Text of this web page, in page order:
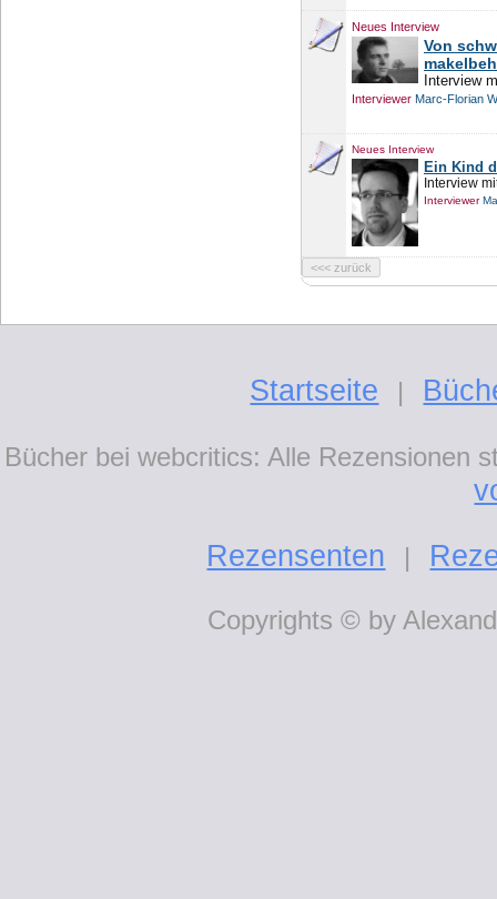
Neues Interview
Von
Interview
Interviewer Marc-Florian
Neues Interview
Ein Kind
Interview
Interviewer
Startseite |
Bücher bei webcritics: Alle Rezensionen
Rezensenten
|
Copyrights © by